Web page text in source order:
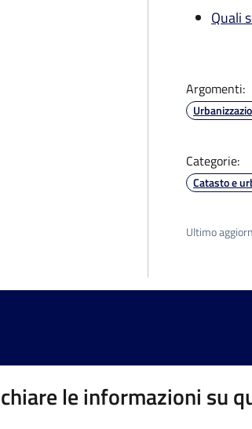
Quali
Argomenti:
Categorie:
Catasto e
Ultimo
le informazioni su